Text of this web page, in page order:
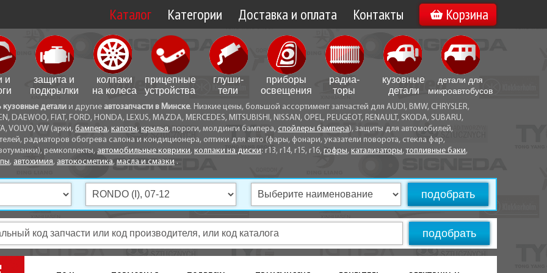
Каталог Категории Доставка и оплата
Доставка по Минску
Доставка по Беларуси
Самовывоз
Способы оплаты
Контакты
Вакансии
Корзина
и
защита и
подкрылки
колпаки
на колеса
прицепные
устройства
глуши­
тели
приборы
освещения
радиа­
торы
кузовные
детали
детали для
микро­автобусов
кузовные детали и другие автозапчасти в Минске. Низкие цены, большой ассортимент запчастей для AUDI, BMW, CHRYSLER,
DAEWOO, FIAT, FORD, HONDA, LEXUS, MAZDA, MERCEDES, MITSUBISHI, NISSAN, OPEL, PEUGEOT, RENAULT, SKODA, SUBARU,
VOLVO, VW (арки, бампера, капоты, крылья, пороги, молдинги бампера, спойлеры бампера), защиты для автомобилей,
радиаторов обогрева салона и кондиционера, оптики для авто (фары, фонари, указатели поворота, стекла фар,
ремкоплекты, автомобильные коврики, колпаки на диски: r13, r14, r15, r16, гофры, катализаторы,топливные баки,
, автохимия, автокосметика, масла и смазки .